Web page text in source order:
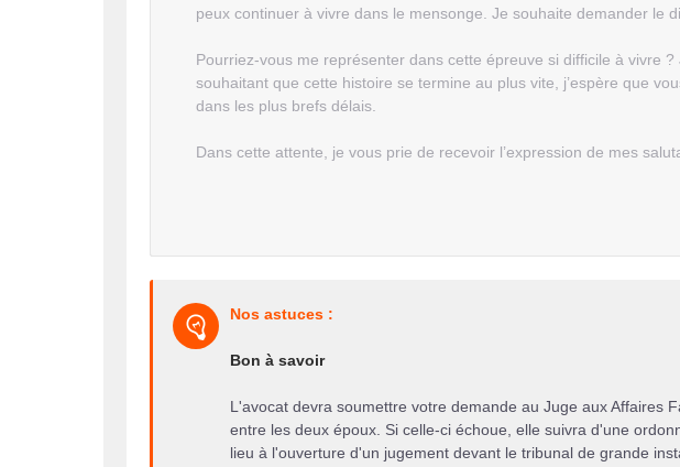
peux continuer à vivre dans le mensonge. Je souhaite demander le
Pourriez-vous me représenter dans cette épreuve si difficile à vivre
souhaitant que cette histoire se termine au plus vite, j’espère que
dans les plus brefs délais.
Dans cette attente, je vous prie de recevoir l’expression de mes
Nos astuces :
Bon à savoir
L'avocat devra soumettre votre demande au Juge aux Affaires
entre les deux époux. Si celle-ci échoue, elle suivra d'une
lieu à l'ouverture d'un jugement devant le tribunal de grande